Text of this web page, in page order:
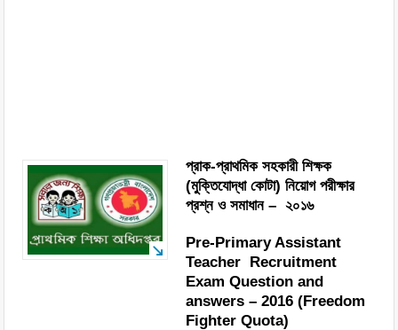
প্রাক-প্রাথমিক সহকারী শিক্ষক
(মুক্তিযোদ্ধা কোটা) নিয়োগ পরীক্ষার
প্রশ্ন ও সমাধান – ২০১৬
Pre-Primary Assistant
Teacher Recruitment
Exam Question and
answers – 2016 (Freedom
Fighter Quota)